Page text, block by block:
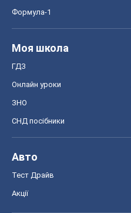
Формула-1
Моя школа
ГДЗ
Онлайн уроки
ЗНО
СНД посібники
Авто
Тест Драйв
Акції